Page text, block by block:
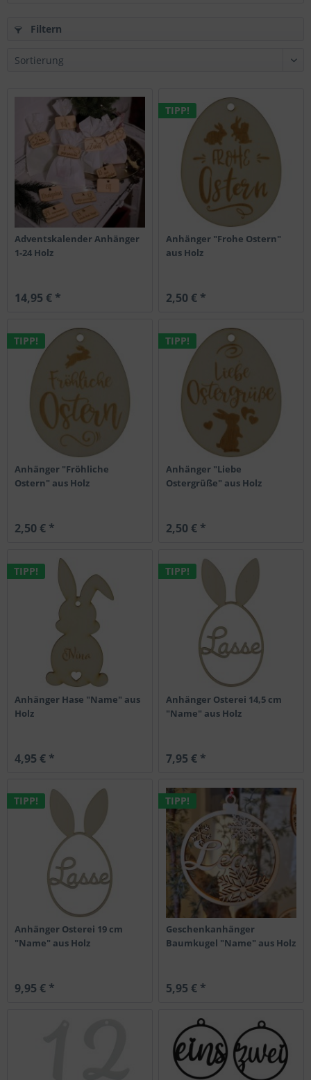
Filtern
Adventskalender Anhänger
1-24 Holz
14,95 € *
TIPP!
Anhänger "Frohe Ostern"
aus Holz
2,50 € *
TIPP!
Anhänger "Fröhliche
Ostern" aus Holz
2,50 € *
TIPP!
Anhänger "Liebe
Ostergrüße" aus Holz
2,50 € *
TIPP!
Anhänger Hase "Name" aus
Holz
4,95 € *
TIPP!
Anhänger Osterei 14,5 cm
"Name" aus Holz
7,95 € *
TIPP!
Anhänger Osterei 19 cm
"Name" aus Holz
9,95 € *
TIPP!
Geschenkanhänger
Baumkugel "Name" aus Holz
5,95 € *